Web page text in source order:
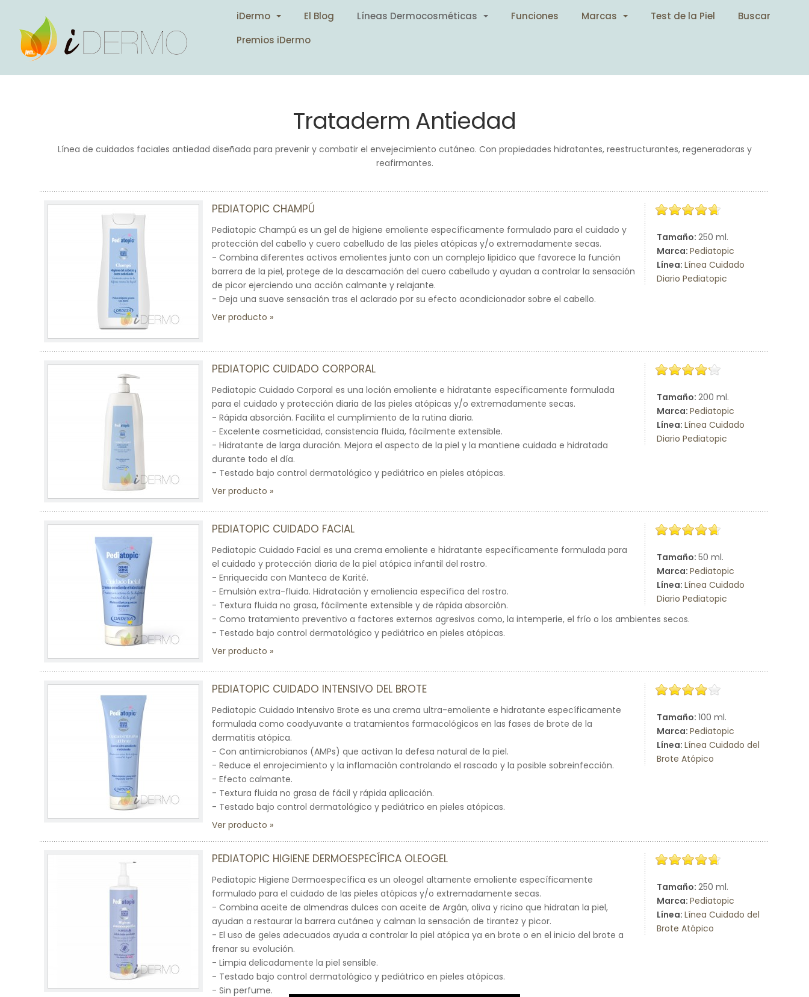
iDermo El Blog Líneas Dermocosméticas Funciones Marcas Test de la Piel
Buscar
Premios iDermo
Trataderm Antiedad
Línea de cuidados faciales antiedad diseñada para prevenir y combatir el envejecimiento cutáneo. Con propiedades hidratantes, reestructurantes, regeneradoras y
reafirmantes.
Tamaño: 250 ml.
Marca: Pediatopic
Línea: Línea Cuidado
Diario Pediatopic
PEDIATOPIC CHAMPÚ
Pediatopic Champú es un gel de higiene emoliente específicamente formulado para el cuidado y
protección del cabello y cuero cabelludo de las pieles atópicas y/o extremadamente secas.
- Combina diferentes activos emolientes junto con un complejo lipidico que favorece la función
barrera de la piel, protege de la descamación del cuero cabelludo y ayudan a controlar la sensación
de picor ejerciendo una acción calmante y relajante.
- Deja una suave sensación tras el aclarado por su efecto acondicionador sobre el cabello.
Ver producto
Tamaño: 200 ml.
Marca: Pediatopic
Línea: Línea Cuidado
Diario Pediatopic
PEDIATOPIC CUIDADO CORPORAL
Pediatopic Cuidado Corporal es una loción emoliente e hidratante específicamente formulada
para el cuidado y protección diaria de las pieles atópicas y/o extremadamente secas.
- Rápida absorción. Facilita el cumplimiento de la rutina diaria.
- Excelente cosmeticidad, consistencia fluida, fácilmente extensible.
- Hidratante de larga duración. Mejora el aspecto de la piel y la mantiene cuidada e hidratada
durante todo el día.
- Testado bajo control dermatológico y pediátrico en pieles atópicas.
Ver producto
Tamaño: 50 ml.
Marca: Pediatopic
Línea: Línea Cuidado
Diario Pediatopic
PEDIATOPIC CUIDADO FACIAL
Pediatopic Cuidado Facial es una crema emoliente e hidratante específicamente formulada para
el cuidado y protección diaria de la piel atópica infantil del rostro.
- Enriquecida con Manteca de Karité.
- Emulsión extra-fluida. Hidratación y emoliencia específica del rostro.
- Textura fluida no grasa, fácilmente extensible y de rápida absorción.
- Como tratamiento preventivo a factores externos agresivos como, la intemperie, el frío o los ambientes secos.
- Testado bajo control dermatológico y pediátrico en pieles atópicas.
Ver producto
Tamaño: 100 ml.
Marca: Pediatopic
Línea: Línea Cuidado del
Brote Atópico
PEDIATOPIC CUIDADO INTENSIVO DEL BROTE
Pediatopic Cuidado Intensivo Brote es una crema ultra-emoliente e hidratante específicamente
formulada como coadyuvante a tratamientos farmacológicos en las fases de brote de la
dermatitis atópica.
- Con antimicrobianos (AMPs) que activan la defesa natural de la piel.
- Reduce el enrojecimiento y la inflamación controlando el rascado y la posible sobreinfección.
- Efecto calmante.
- Textura fluida no grasa de fácil y rápida aplicación.
- Testado bajo control dermatológico y pediátrico en pieles atópicas.
Ver producto
Tamaño: 250 ml.
Marca: Pediatopic
Línea: Línea Cuidado del
Brote Atópico
PEDIATOPIC HIGIENE DERMOESPECÍFICA OLEOGEL
Pediatopic Higiene Dermoespecífica es un oleogel altamente emoliente específicamente
formulado para el cuidado de las pieles atópicas y/o extremadamente secas.
- Combina aceite de almendras dulces con aceite de Argán, oliva y ricino que hidratan la piel,
ayudan a restaurar la barrera cutánea y calman la sensación de tirantez y picor.
- El uso de geles adecuados ayuda a controlar la piel atópica ya en brote o en el inicio del brote a
frenar su evolución.
- Limpia delicadamente la piel sensible.
- Testado bajo control dermatológico y pediátrico en pieles atópicas.
- Sin perfume.